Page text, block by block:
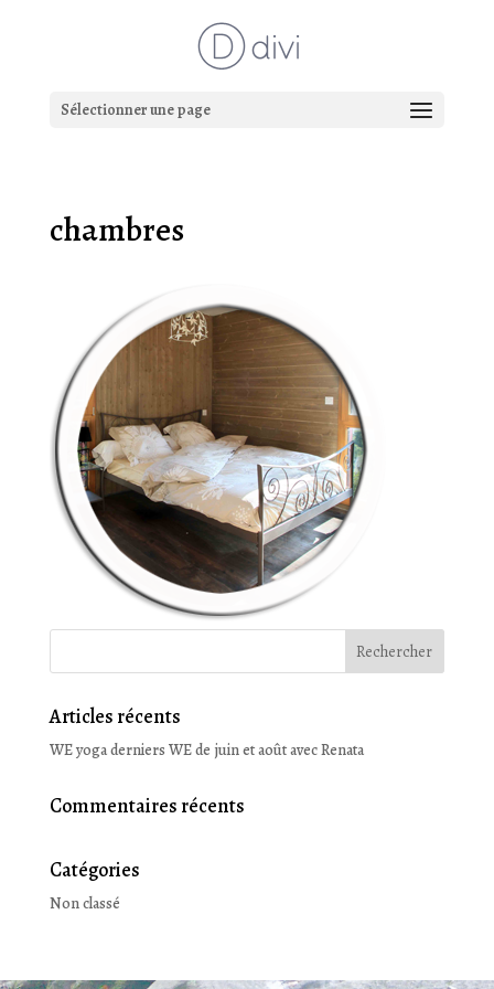
Sélectionner une page
chambres
Articles récents
WE yoga derniers WE de juin et août avec Renata
Commentaires récents
Catégories
Non classé